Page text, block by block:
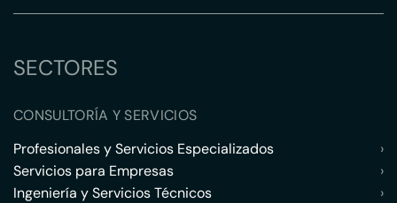
SECTORES
CONSULTORÍA Y SERVICIOS
Profesionales y Servicios Especializados
›
Servicios para Empresas
›
Ingeniería y Servicios Técnicos
›